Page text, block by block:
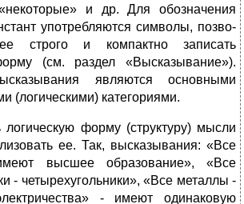
и др. Для обозначения
употребляются символы, позво­
строго и компактно записать
(см. раздел «Высказывание»).
являются основ­ными
(логическими) категориями.
логическую форму (структуру) мысли
ее. Так, высказывания: «Все
выс­шее образование», «Все
- четырехугольники», «Все металлы -
- имеют одинаковую